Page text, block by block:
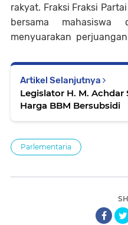
rakyat. Fraksi Fraksi
bersama
menyuarakan
Artikel Selanjutnya
Legislator H. M.
Harga BBM Bersubsidi
Parlementaria